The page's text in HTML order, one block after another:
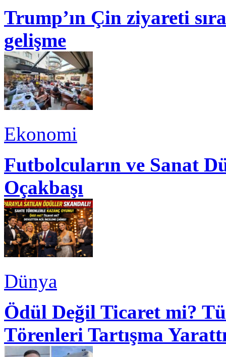
Trump’ın Çin ziyareti
gelişme
Ekonomi
Futbolcuların ve Sanat
Oçakbaşı
Dünya
Ödül Değil Ticaret mi?
Törenleri Tartışma